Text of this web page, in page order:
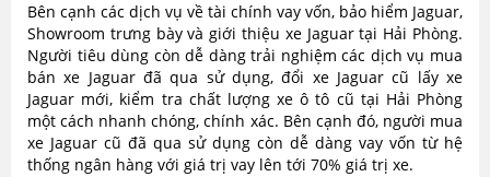
Bên cạnh các dịch vụ về tài chính vay vốn, bảo hiểm Jaguar,
Showroom trưng bày và giới thiệu xe Jaguar tại Hải Phòng.
Người tiêu dùng còn dễ dàng trải nghiệm các dịch vụ mua
bán xe Jaguar đã qua sử dụng, đổi xe Jaguar cũ lấy xe
Jaguar mới, kiểm tra chất lượng xe ô tô cũ tại Hải Phòng
một cách nhanh chóng, chính xác. Bên cạnh đó, người mua
xe Jaguar cũ đã qua sử dụng còn dễ dàng vay vốn từ hệ
thống ngân hàng với giá trị vay lên tới 70% giá trị xe.